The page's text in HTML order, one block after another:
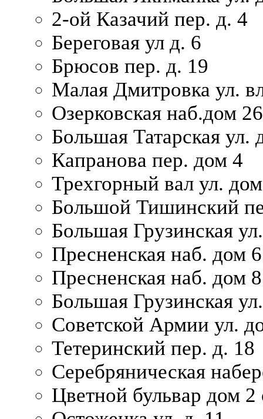
2-ой Казачий пер. д. 4
Береговая ул д. 6
Брюсов пер. д. 19
Малая Дмитровка ул.
Озерковская наб.дом 26
Большая Татарская ул.
Капранова пер. дом 4
Трехгорный вал ул.
Большой Тишинский
Большая Грузинская
Пресненская наб. дом
Пресненская наб. дом 8
Большая Грузинская
Советской Армии ул.
Тетеринский пер. д. 18
Серебряническая
Цветной бульвар дом 2